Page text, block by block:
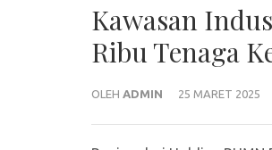
Kawasan
Ribu Tenaga
OLEH ADMIN 25 MARET 2025